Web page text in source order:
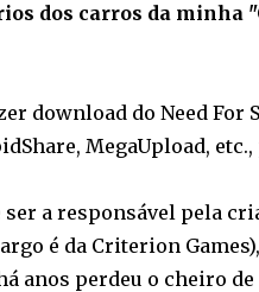
dos carros da minha
download do Need For
MegaUpload,
a responsável pela
é da Criterion
anos perdeu o cheiro de